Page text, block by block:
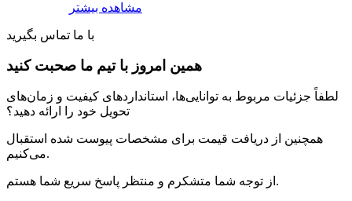
مشاهده بیشتر
با ما تماس بگیرید
همین امروز با تیم ما صحبت کنید
لطفاً جزئیات مربوط به توانایی‌ها، استانداردهای کیفیت و زمان‌های
تحویل خود را ارائه دهید؟
همچنین از دریافت قیمت برای مشخصات پیوست شده استقبال
می‌کنیم.
از توجه شما متشکرم و منتظر پاسخ سریع شما هستم.